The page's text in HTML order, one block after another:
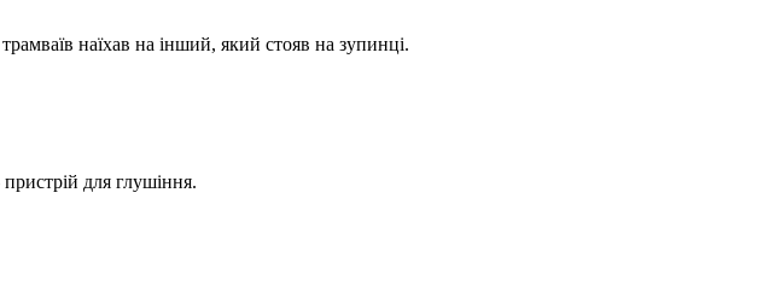
наїхав на інший, який стояв на зупинці.
для глушіння.